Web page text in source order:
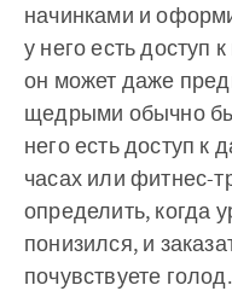
начинками и
у него есть доступ
он может даже
щедрыми обычно
него есть доступ к
часах или фитнес-
определить, когда
понизился, и
почувствуете голод.‌‌‌‌